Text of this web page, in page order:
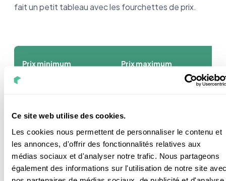
Ce site web utilise des cookies.
Les cookies nous permettent de personnaliser le contenu et
les annonces, d'offrir des fonctionnalités relatives aux
médias sociaux et d'analyser notre trafic. Nous partageons
également des informations sur l'utilisation de notre site
fait un petit tableau avec les fourchettes de prix.
Prix minimum Prix maximum
Vous êtes patient(e) ? Vous avez des aptitudes pour
le bricolage ? Alors vous pouvez faire baisser le prix de
votre installation en fabriquant vous même votre